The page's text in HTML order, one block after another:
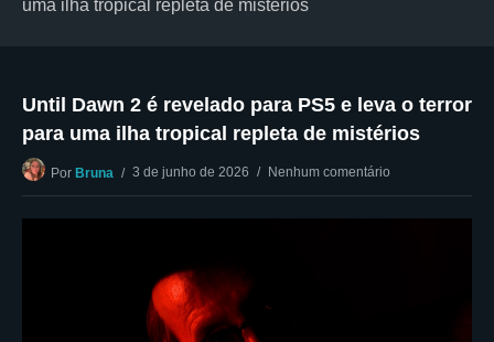
uma ilha tropical repleta de mistérios
Until Dawn 2 é revelado para PS5 e leva o terror
para uma ilha tropical repleta de mistérios
Por Bruna 3 de junho de 2026 Nenhum comentário